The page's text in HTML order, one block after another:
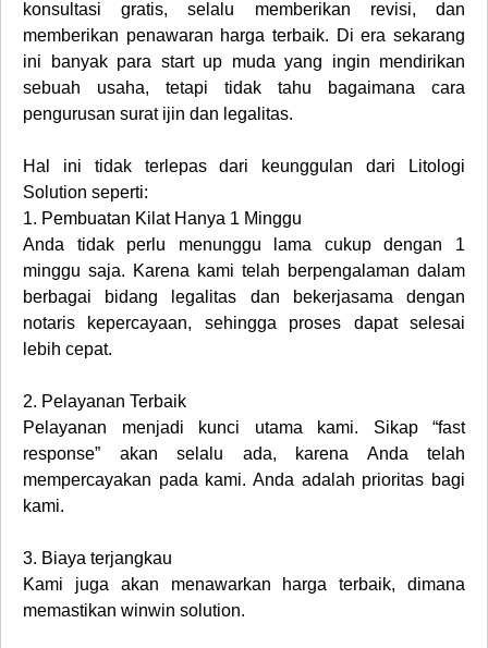
konsultasi gratis, selalu memberikan revisi, dan
memberikan penawaran harga terbaik. Di era sekarang
ini banyak para start up muda yang ingin mendirikan
sebuah usaha, tetapi tidak tahu bagaimana cara
pengurusan surat ijin dan legalitas.
Hal ini tidak terlepas dari keunggulan dari Litologi
Solution seperti:
1. Pembuatan Kilat Hanya 1 Minggu
Anda tidak perlu menunggu lama cukup dengan 1
minggu saja. Karena kami telah berpengalaman dalam
berbagai bidang legalitas dan bekerjasama dengan
notaris kepercayaan, sehingga proses dapat selesai
lebih cepat.
2. Pelayanan Terbaik
Pelayanan menjadi kunci utama kami. Sikap “fast
response” akan selalu ada, karena Anda telah
mempercayakan pada kami. Anda adalah prioritas bagi
kami.
3. Biaya terjangkau
Kami juga akan menawarkan harga terbaik, dimana
memastikan winwin solution.